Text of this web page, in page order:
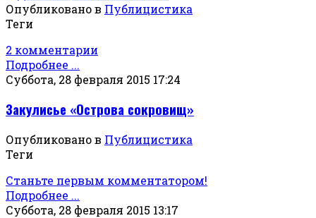
Опубликовано в Публицистика
Теги
2 комментарии
Подробнее ...
Суббота, 28 февраля 2015 17:24
Закулисье «Острова сокровищ»
Опубликовано в Публицистика
Теги
Станьте первым комментатором!
Подробнее ...
Суббота, 28 февраля 2015 13:17